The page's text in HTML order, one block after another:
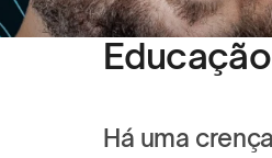
Há uma